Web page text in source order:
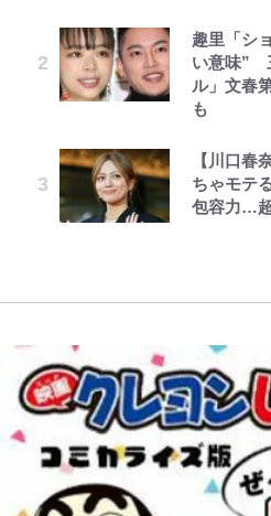
趣里「シ
い意味”
ル」文春
も
【川口春
ちゃモテ
包容力…
アユは「
た！ ルア
「アユイ
【自転車
けど……」
FRUITS
『天才て
22歳でア
「人生最
誹謗中傷
事情』が
SNSのバ
「BOSS×
コラボ実
糖」や図
つけたら
南や和也
上杉達也
た人物た
レビュー
気付くま
公式-転生
します~
｢モデルや
薫がブラ
全復活！
て…｣
W杯クオ
3月の会長
とうちゃ